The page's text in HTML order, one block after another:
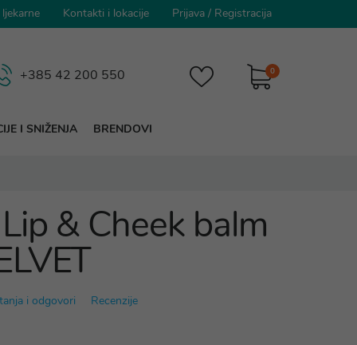
Kontakti i lokacije Prijava / Registracija
0
+385 42 200 550
I SNIŽENJA BRENDOVI
& Cheek balm
i odgovori Recenzije